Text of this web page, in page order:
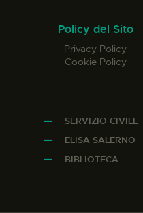
Policy del Sito
Privacy Policy
Cookie Policy
SERVIZIO CIVILE
ELISA SALERNO
BIBLIOTECA